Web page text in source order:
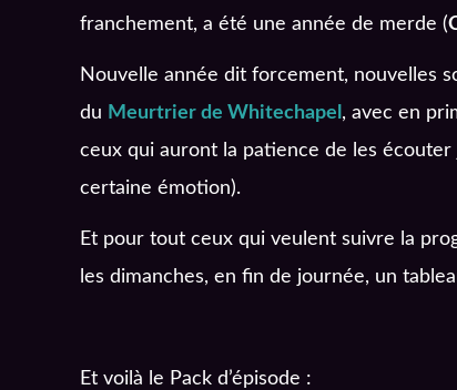
franchement, a été une année de merde (
Nouvelle année dit forcement, nouvelles
du Meurtrier de Whitechapel , avec en
ceux qui auront la patience de les
certaine émotion).
Et pour tout ceux qui veulent suivre la
les dimanches, en fin de journée, un
Et voilà le Pack d’épisode :